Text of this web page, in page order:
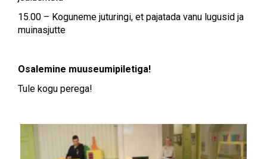
15.00 – Koguneme juturingi, et pajatada vanu lugusid ja
muinasjutte
Osalemine muuseumipiletiga!
Tule kogu perega!